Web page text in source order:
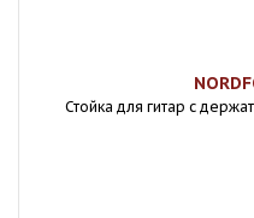
Стойка для гитар с